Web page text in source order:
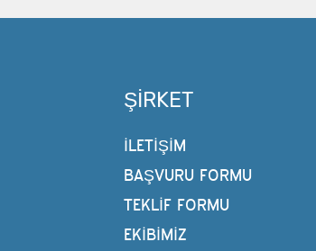
ŞIRKET
İLETİŞİM
BAŞVURU FORMU
TEKLIF FORMU
EKIBIMIZ